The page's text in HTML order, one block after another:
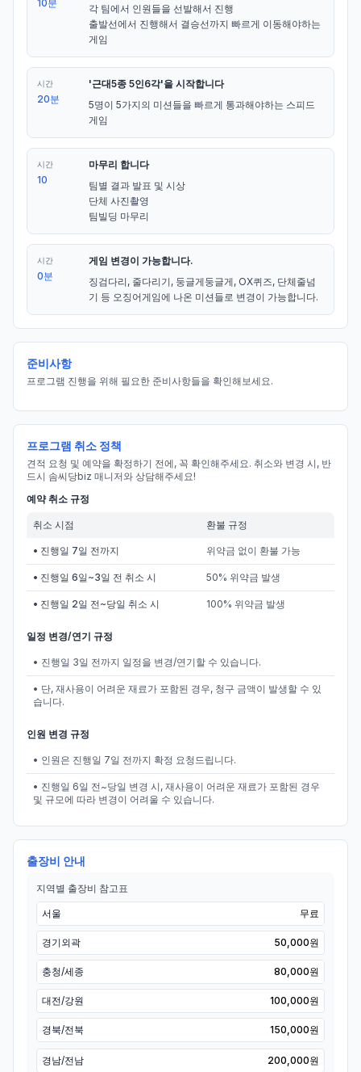
10분
각 팀에서 인원들을 선발해서 진행
출발선에서 진행해서 결승선까지 빠르게 이동해야하는
게임
시간
20분
'근대5종 5인6각'을 시작합니다
5명이 5가지의 미션들을 빠르게 통과해야하는 스피드
게임
시간
10
마무리 합니다
팀별 결과 발표 및 시상
단체 사진촬영
팀빌딩 마무리
시간
0분
게임 변경이 가능합니다.
징검다리, 줄다리기, 둥글게둥글게, OX퀴즈, 단체줄넘
기 등 오징어게임에 나온 미션들로 변경이 가능합니다.
준비사항
프로그램 진행을 위해 필요한 준비사항들을 확인해보세요.
프로그램 취소 정책
견적 요청 및 예약을 확정하기 전에, 꼭 확인해주세요. 취소와 변경 시, 반
드시 솜씨당biz 매니저와 상담해주세요!
예약 취소 규정
취소 시점 환불 규정
• 진행일 7일 전까지 위약금 없이 환불 가능
• 진행일 6일~3일 전 취소 시 50% 위약금 발생
• 진행일 2일 전~당일 취소 시 100% 위약금 발생
일정 변경/연기 규정
• 진행일 3일 전까지 일정을 변경/연기할 수 있습니다.
• 단, 재사용이 어려운 재료가 포함된 경우, 청구 금액이 발생할 수 있
습니다.
인원 변경 규정
• 인원은 진행일 7일 전까지 확정 요청드립니다.
• 진행일 6일 전~당일 변경 시, 재사용이 어려운 재료가 포함된 경우
및 규모에 따라 변경이 어려울 수 있습니다.
출장비 안내
지역별 출장비 참고표
서울 무료
경기외곽 50,000원
충청/세종 80,000원
대전/강원 100,000원
경북/전북 150,000원
경남/전남 200,000원